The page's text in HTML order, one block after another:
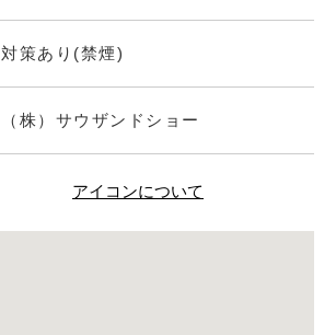
対策あり(禁煙)
（株）サウザンドショー
アイコンについて